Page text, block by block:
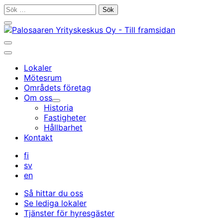
Gå
innehållet
Sök
Stäng
sökfältet
Öppna/stäng
sökfältet
Huvudmeny
Lokaler
Mötesrum
Områdets företag
Om oss
Undermeny
Historia
Fastigheter
Hållbarhet
Kontakt
fi
sv
en
Så hittar du oss
Se lediga lokaler
Tjänster för hyresgäster